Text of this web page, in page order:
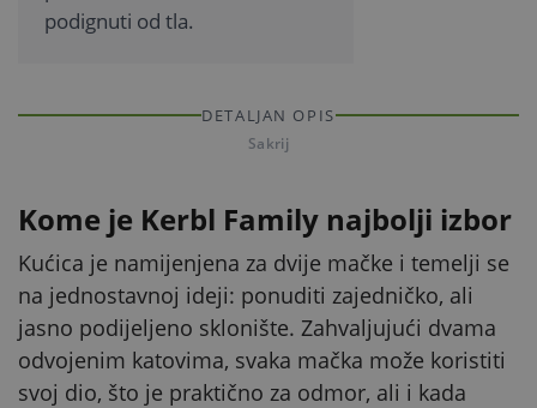
podignuti od tla.
DETALJAN OPIS
Sakrij
Kome je Kerbl Family najbolji izbor
Kućica je namijenjena za dvije mačke i temelji se
na jednostavnoj ideji: ponuditi zajedničko, ali
jasno podijeljeno sklonište. Zahvaljujući dvama
odvojenim katovima, svaka mačka može koristiti
svoj dio, što je praktično za odmor, ali i kada